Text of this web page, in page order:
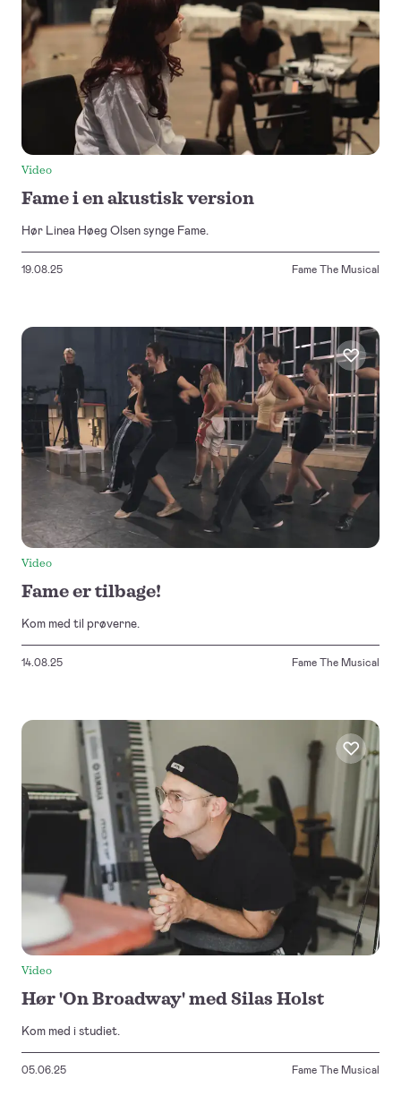
Video
Fame i en akustisk version
Hør Linea Høeg Olsen synge Fame.
19.08.25 Fame The Musical
Video
Fame er tilbage!
Kom med til prøverne.
14.08.25 Fame The Musical
Video
Hør 'On Broadway' med Silas Holst
Kom med i studiet.
05.06.25 Fame The Musical